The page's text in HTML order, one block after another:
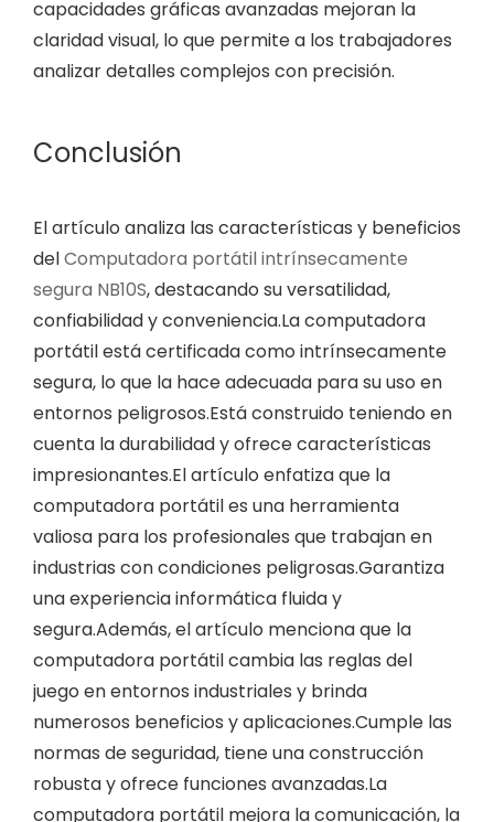
capacidades gráficas avanzadas mejoran la
claridad visual, lo que permite a los trabajadores
analizar detalles complejos con precisión.
Conclusión
El artículo analiza las características y beneficios
delComputadora portátil intrínsecamente
segura NB10S, destacando su versatilidad,
confiabilidad y conveniencia.La computadora
portátil está certificada como intrínsecamente
segura, lo que la hace adecuada para su uso en
entornos peligrosos.Está construido teniendo en
cuenta la durabilidad y ofrece características
impresionantes.El artículo enfatiza que la
computadora portátil es una herramienta
valiosa para los profesionales que trabajan en
industrias con condiciones peligrosas.Garantiza
una experiencia informática fluida y
segura.Además, el artículo menciona que la
computadora portátil cambia las reglas del
juego en entornos industriales y brinda
numerosos beneficios y aplicaciones.Cumple las
normas de seguridad, tiene una construcción
robusta y ofrece funciones avanzadas.La
computadora portátil mejora la comunicación, la